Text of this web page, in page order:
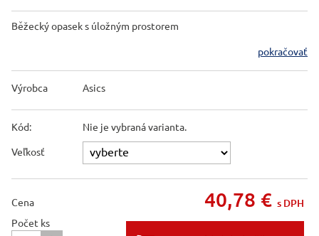
Běžecký opasek s úložným prostorem
pokračovať
Výrobca Asics
Kód: Nie je vybraná varianta.
Veľkosť
Cena 40,78 € s DPH
Počet ks